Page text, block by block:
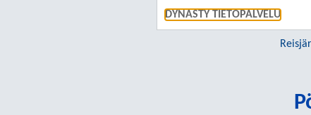
DYNASTY TIETOPALVELU